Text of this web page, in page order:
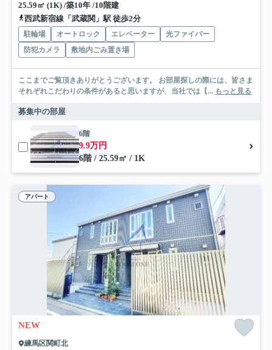
25.59㎡ (1K) /築10年 /10階建
西武新宿線「武蔵関」駅 徒歩2分
駐輪場 オートロック エレベーター
光ファイバー
防犯カメラ
敷地内ごみ置き場
ここまでご覧頂きありがとうございます。 お部屋探しの際には、皆さま
それぞれこだわりの条件があると思いますが、当社では【... もっと見る
募集中の部屋
6階
9.9万円
6階 / 25.59㎡ / 1K
アパート
NEW
練馬区関町北